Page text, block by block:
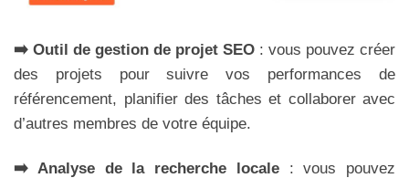
➡️ Outil de gestion de projet SEO : vous pouvez créer
des projets pour suivre vos performances de
référencement, planifier des tâches et collaborer avec
d’autres membres de votre équipe.
➡️ Analyse de la recherche locale: vous pouvez